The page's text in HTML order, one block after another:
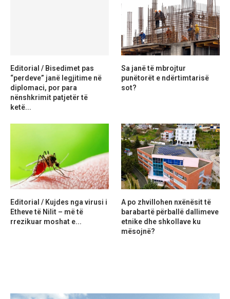
Editorial / Bisedimet pas
“perdeve” janë legjitime në
diplomaci, por para
nënshkrimit patjetër të
ketë...
Sa janë të mbrojtur
punëtorët e ndërtimtarisë
sot?
Editorial / Kujdes nga virusi i
Etheve të Nilit – më të
rrezikuar moshat e...
A po zhvillohen nxënësit të
barabartë përballë dallimeve
etnike dhe shkollave ku
mësojnë?